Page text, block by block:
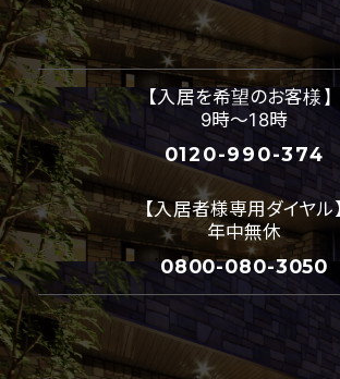
【入居を希望のお客様】
9時～18時
0120-990-374
【入居者様専用ダイヤル】
年中無休
0800-080-3050